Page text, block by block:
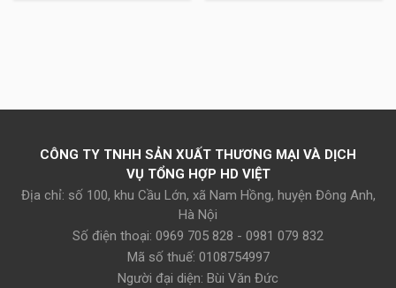
CÔNG TY TNHH SẢN XUẤT THƯƠNG MẠI VÀ DỊCH
VỤ TỔNG HỢP HD VIỆT
Địa chỉ: số 100, khu Cầu Lớn, xã Nam Hồng, huyện Đông Anh,
Hà Nội
Số điện thoại: 0969 705 828 - 0981 079 832
Mã số thuế: 0108754997
Người đại diện: Bùi Văn Đức